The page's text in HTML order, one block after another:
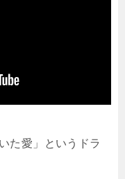
た愛」というドラ